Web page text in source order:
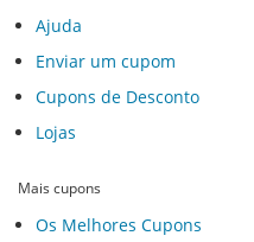
Ajuda
Enviar um cupom
Cupons de Desconto
Lojas
Mais cupons
Os Melhores Cupons